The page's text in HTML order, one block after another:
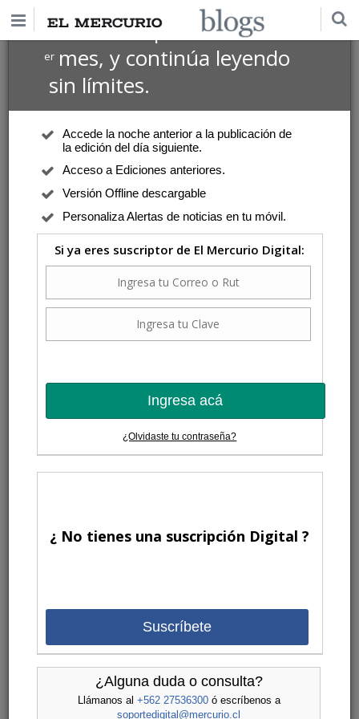
Suscríbete por $1 USD
ermes, y continúa leyendo
sin límites.
Accede la noche anterior a la publicación de
la edición del día siguiente.
Acceso a Ediciones anteriores.
Versión Offline descargable
Personaliza Alertas de noticias en tu móvil.
Si ya eres suscriptor de El Mercurio Digital:
Ingresa acá
¿Olvidaste tu contraseña?
¿ No tienes una suscripción Digital ?
Suscríbete
¿Alguna duda o consulta?
Llámanos al +562 27536300ó escríbenos a
soportedigital@mercurio.cl